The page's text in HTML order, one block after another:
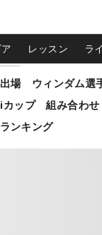
レッスン ラ
場 ウィンダム選
カップ 組み合わせ
ンキング